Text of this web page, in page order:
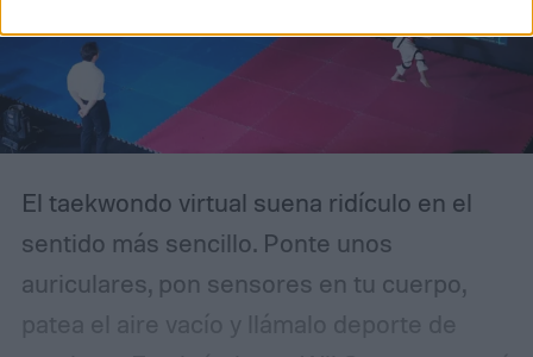
El taekwondo virtual suena ridículo en el
sentido más sencillo. Ponte unos
auriculares, pon sensores en tu cuerpo,
patea el aire vacío y llámalo deporte de